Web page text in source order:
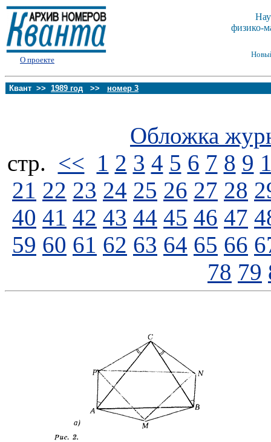
О проекте
физико-
Квант >> 1989 год >> номер 3
Обложка
стp. << 1 2 3 4 5 6 7 8 9
21 22 23 24 25 26 27 28
40 41 42 43 44 45 46 47
59 60 61 62 63 64 65 66
78 79